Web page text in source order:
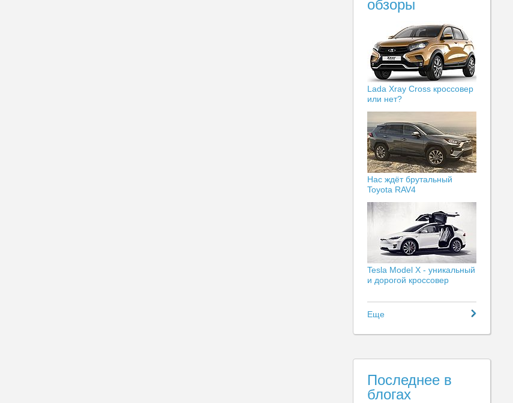
обзоры
Lada Xray Cross кроссовер
или нет?
Нас ждёт брутальный
Toyota RAV4
Tesla Model X - уникальный
и дорогой кроссовер
Еще
Последнее в
блогах